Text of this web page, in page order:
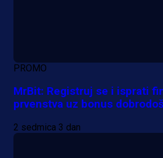
PROMO
MrBit: Registruj se i isprati
prvenstva uz bonus
2 sedmica 3 dan